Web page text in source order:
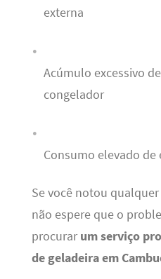
externa
Acúmulo excessivo
congelador
Consumo elevado de
Se você notou
não espere que o
procurar um serviço
de geladeira em